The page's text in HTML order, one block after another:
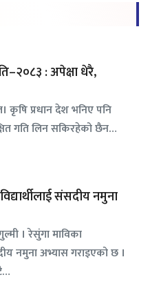
: अपेक्षा धेरै,
कृषि प्रधान देश भनिए पनि
गति लिन सकिरहेको छैन…
संसदीय नमुना
। रेसुंगा माविका
नमुना अभ्यास गराइएको छ ।